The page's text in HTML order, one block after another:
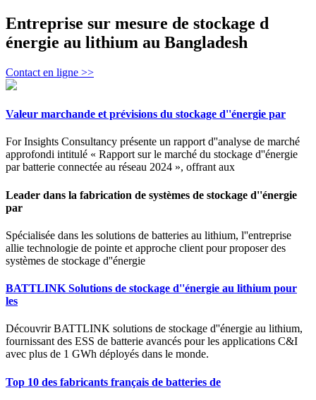
Entreprise sur mesure de stockage d
énergie au lithium au Bangladesh
Contact en ligne >>
Valeur marchande et prévisions du stockage d''énergie par
For Insights Consultancy présente un rapport d''analyse de marché
approfondi intitulé « Rapport sur le marché du stockage d''énergie
par batterie connectée au réseau 2024 », offrant aux
Leader dans la fabrication de systèmes de stockage d''énergie
par
Spécialisée dans les solutions de batteries au lithium, l''entreprise
allie technologie de pointe et approche client pour proposer des
systèmes de stockage d''énergie
BATTLINK Solutions de stockage d''énergie au lithium pour
les
Découvrir BATTLINK solutions de stockage d''énergie au lithium,
fournissant des ESS de batterie avancés pour les applications C&I
avec plus de 1 GWh déployés dans le monde.
Top 10 des fabricants français de batteries de